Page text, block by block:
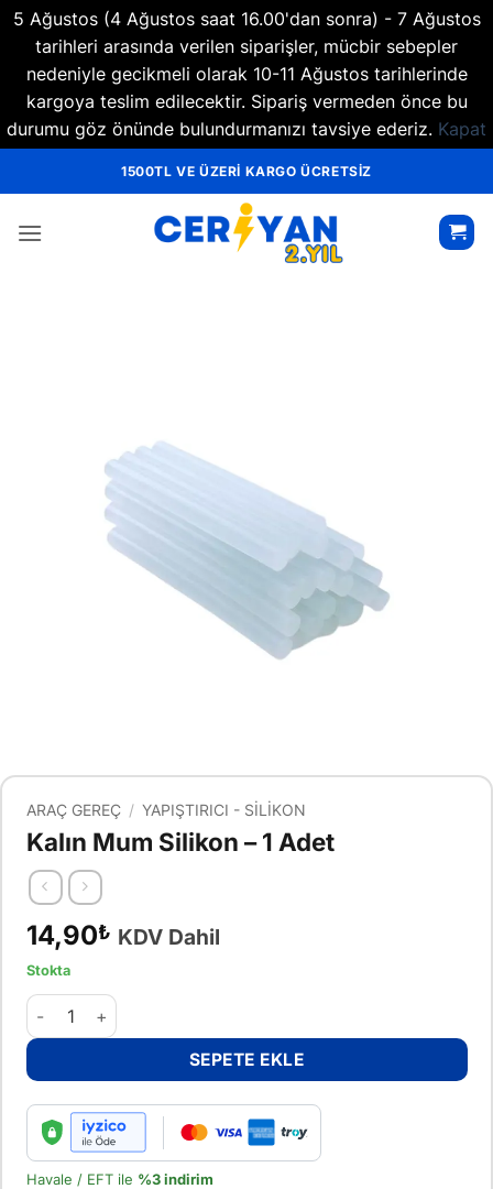
5 Ağustos (4 Ağustos saat 16.00'dan sonra) - 7 Ağustos
tarihleri arasında verilen siparişler, mücbir sebepler
nedeniyle gecikmeli olarak 10-11 Ağustos tarihlerinde
kargoya teslim edilecektir. Sipariş vermeden önce bu
durumu göz önünde bulundurmanızı tavsiye ederiz. Kapat
atla
1500TL VE ÜZERİ KARGO ÜCRETSİZ
ARAÇ GEREÇ / YAPIŞTIRICI - SILIKON
Kalın Mum Silikon – 1 Adet
14,90₺ KDV Dahil
Stokta
Kalın Mum Silikon - 1 Adet adet
SEPETE EKLE
Havale / EFT ile %3 indirim